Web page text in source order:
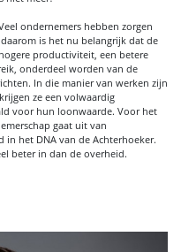
ondernemers hebben zorgen
is het nu belangrijk dat de
productiviteit, een betere
onderdeel worden van de
In die manier van werken zijn
ze een volwaardig
voor hun loonwaarde. Voor het
gaat uit van
in het DNA van de Achterhoeker.
beter in dan de overheid.